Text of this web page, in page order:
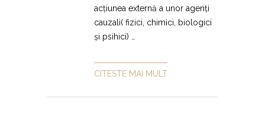
acțiunea externă a unor agenți
cauzali( fizici, chimici, biologici
și psihici) …
CITESTE MAI MULT